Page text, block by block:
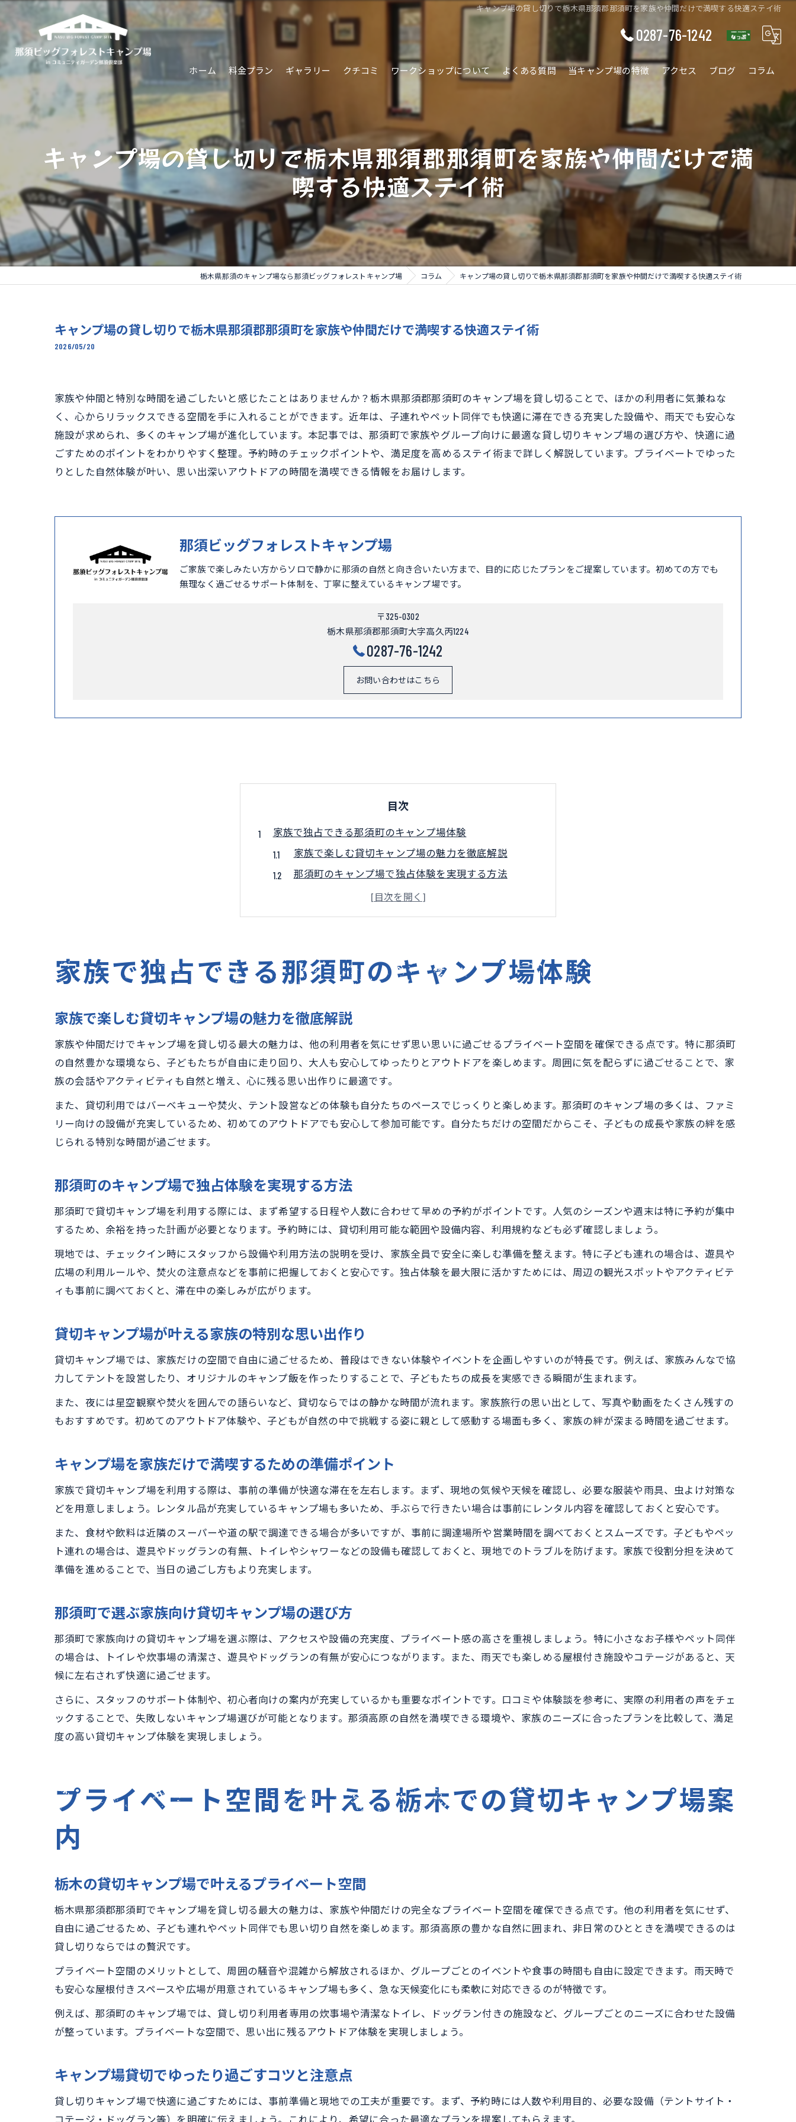
キャンプ場の貸し切りで栃木県那須郡那須町を家族や仲間だけで満喫する快適ステイ術
0287-76-1242
ホーム 料金プラン ギャラリー クチコミ ワークショップについて よくある質問 当キャンプ場の特徴
ソロ
カップル
アクセス ブログ コラム
キャンプ場の貸し切りで栃木県那須郡那須町を家族や仲間だけで満
喫する快適ステイ術
栃木県那須のキャンプ場なら那須ビッグフォレストキャンプ場 コラム キャンプ場の貸し切りで栃木県那須郡那須町を家族や仲間だけで満喫する快適ステイ術
キャンプ場の貸し切りで栃木県那須郡那須町を家族や仲間だけで満喫する快適ステイ術
2026/05/20
家族や仲間と特別な時間を過ごしたいと感じたことはありませんか？栃木県那須郡那須町のキャンプ場を貸し切ることで、ほかの利用者に気兼ねな
く、心からリラックスできる空間を手に入れることができます。近年は、子連れやペット同伴でも快適に滞在できる充実した設備や、雨天でも安心な
施設が求められ、多くのキャンプ場が進化しています。本記事では、那須町で家族やグループ向けに最適な貸し切りキャンプ場の選び方や、快適に過
ごすためのポイントをわかりやすく整理。予約時のチェックポイントや、満足度を高めるステイ術まで詳しく解説しています。プライベートでゆった
りとした自然体験が叶い、思い出深いアウトドアの時間を満喫できる情報をお届けします。
那須ビッグフォレストキャンプ場
ご家族で楽しみたい方からソロで静かに那須の自然と向き合いたい方まで、目的に応じたプランをご提案しています。初めての方でも
無理なく過ごせるサポート体制を、丁寧に整えているキャンプ場です。
〒325-0302
栃木県那須郡那須町大字高久丙1224
0287-76-1242
お問い合わせはこちら
目次
家族で独占できる那須町のキャンプ場体験
家族で楽しむ貸切キャンプ場の魅力を徹底解説
那須町のキャンプ場で独占体験を実現する方法
貸切キャンプ場が叶える家族の特別な思い出作り
キャンプ場を家族だけで満喫するための準備ポイント
プライベート空間を叶える栃木での貸切キャンプ場案内
栃木の貸切キャンプ場で叶えるプライベート空間
栃木で見つかる理想の貸切キャンプ場案内
プライベートを重視したキャンプ場選びの極意
キャンプ場貸切で静かな時間を楽しむ秘訣
仲間と過ごす自然満喫の貸切キャンプ場選び
仲間と楽しむ貸切キャンプ場のおすすめポイント
キャンプ場貸切で友人グループと盛り上がる方法
キャンプ場で仲間と過ごす非日常の時間を提案
子連れも安心な那須町貸切キャンプ場の魅力
子連れ家族に嬉しい貸切キャンプ場の安心設備
那須町で子どもが安全に遊べるキャンプ場貸切術
キャンプ場貸切で子連れも快適な過ごし方の工夫
ファミリー向け貸切キャンプ場の魅力を紹介
雨天も快適な那須の貸切キャンプステイ術
那須町の貸切キャンプ場で雨天対策を万全に
理想の貸切キャンプ場活用術で満足ステイを実現
那須町のキャンプ場貸切で叶える至福の時間
キャンプ場貸切を成功に導く予約と準備のコツ
貸切キャンプ場で思い出を深める活用アイデア
失敗しない貸切キャンプ場の選び方と活用法
家族で独占できる那須町のキャンプ場体験
家族で楽しむ貸切キャンプ場の魅力を徹底解説
家族や仲間だけでキャンプ場を貸し切る最大の魅力は、他の利用者を気にせず思い思いに過ごせるプライベート空間を確保できる点です。特に那須町
の自然豊かな環境なら、子どもたちが自由に走り回り、大人も安心してゆったりとアウトドアを楽しめます。周囲に気を配らずに過ごせることで、家
族の会話やアクティビティも自然と増え、心に残る思い出作りに最適です。
また、貸切利用ではバーベキューや焚火、テント設営などの体験も自分たちのペースでじっくりと楽しめます。那須町のキャンプ場の多くは、ファミ
リー向けの設備が充実しているため、初めてのアウトドアでも安心して参加可能です。自分たちだけの空間だからこそ、子どもの成長や家族の絆を感
じられる特別な時間が過ごせます。
那須町のキャンプ場で独占体験を実現する方法
那須町で貸切キャンプ場を利用する際には、まず希望する日程や人数に合わせて早めの予約がポイントです。人気のシーズンや週末は特に予約が集中
するため、余裕を持った計画が必要となります。予約時には、貸切利用可能な範囲や設備内容、利用規約なども必ず確認しましょう。
現地では、チェックイン時にスタッフから設備や利用方法の説明を受け、家族全員で安全に楽しむ準備を整えます。特に子ども連れの場合は、遊具や
広場の利用ルールや、焚火の注意点などを事前に把握しておくと安心です。独占体験を最大限に活かすためには、周辺の観光スポットやアクティビテ
ィも事前に調べておくと、滞在中の楽しみが広がります。
貸切キャンプ場が叶える家族の特別な思い出作り
貸切キャンプ場では、家族だけの空間で自由に過ごせるため、普段はできない体験やイベントを企画しやすいのが特長です。例えば、家族みんなで協
力してテントを設営したり、オリジナルのキャンプ飯を作ったりすることで、子どもたちの成長を実感できる瞬間が生まれます。
また、夜には星空観察や焚火を囲んでの語らいなど、貸切ならではの静かな時間が流れます。家族旅行の思い出として、写真や動画をたくさん残すの
もおすすめです。初めてのアウトドア体験や、子どもが自然の中で挑戦する姿に親として感動する場面も多く、家族の絆が深まる時間を過ごせます。
キャンプ場を家族だけで満喫するための準備ポイント
家族で貸切キャンプ場を利用する際は、事前の準備が快適な滞在を左右します。まず、現地の気候や天候を確認し、必要な服装や雨具、虫よけ対策な
どを用意しましょう。レンタル品が充実しているキャンプ場も多いため、手ぶらで行きたい場合は事前にレンタル内容を確認しておくと安心です。
また、食材や飲料は近隣のスーパーや道の駅で調達できる場合が多いですが、事前に調達場所や営業時間を調べておくとスムーズです。子どもやペッ
ト連れの場合は、遊具やドッグランの有無、トイレやシャワーなどの設備も確認しておくと、現地でのトラブルを防げます。家族で役割分担を決めて
準備を進めることで、当日の過ごし方もより充実します。
那須町で選ぶ家族向け貸切キャンプ場の選び方
那須町で家族向けの貸切キャンプ場を選ぶ際は、アクセスや設備の充実度、プライベート感の高さを重視しましょう。特に小さなお子様やペット同伴
の場合は、トイレや炊事場の清潔さ、遊具やドッグランの有無が安心につながります。また、雨天でも楽しめる屋根付き施設やコテージがあると、天
候に左右されず快適に過ごせます。
さらに、スタッフのサポート体制や、初心者向けの案内が充実しているかも重要なポイントです。口コミや体験談を参考に、実際の利用者の声をチェ
ックすることで、失敗しないキャンプ場選びが可能となります。那須高原の自然を満喫できる環境や、家族のニーズに合ったプランを比較して、満足
度の高い貸切キャンプ体験を実現しましょう。
プライベート空間を叶える栃木での貸切キャンプ場案
内
栃木の貸切キャンプ場で叶えるプライベート空間
栃木県那須郡那須町でキャンプ場を貸し切る最大の魅力は、家族や仲間だけの完全なプライベート空間を確保できる点です。他の利用者を気にせず、
自由に過ごせるため、子ども連れやペット同伴でも思い切り自然を楽しめます。那須高原の豊かな自然に囲まれ、非日常のひとときを満喫できるのは
貸し切りならではの贅沢です。
プライベート空間のメリットとして、周囲の騒音や混雑から解放されるほか、グループごとのイベントや食事の時間も自由に設定できます。雨天時で
も安心な屋根付きスペースや広場が用意されているキャンプ場も多く、急な天候変化にも柔軟に対応できるのが特徴です。
例えば、那須町のキャンプ場では、貸し切り利用者専用の炊事場や清潔なトイレ、ドッグラン付きの施設など、グループごとのニーズに合わせた設備
が整っています。プライベートな空間で、思い出に残るアウトドア体験を実現しましょう。
キャンプ場貸切でゆったり過ごすコツと注意点
貸し切りキャンプ場で快適に過ごすためには、事前準備と現地での工夫が重要です。まず、予約時には人数や利用目的、必要な設備（テントサイト・
コテージ・ドッグラン等）を明確に伝えましょう。これにより、希望に合った最適なプランを提案してもらえます。
お問い合わせはこちら
お問い合わせはこちら